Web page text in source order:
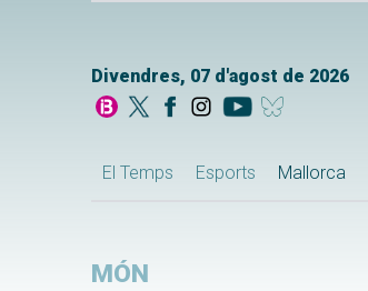
Divendres, 07 d'agost de 2026
El Temps Esports Mallorca
MÓN